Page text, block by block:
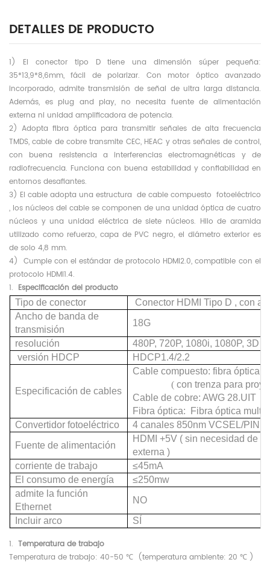
DETALLES DE PRODUCTO
1) El conector tipo D tiene una dimensión súper pequeña:
35*13,9*8,6mm, fácil de polarizar. Con motor óptico avanzado
incorporado, admite transmisión de señal de ultra larga distancia.
Además, es plug and play, no necesita fuente de alimentación
externa ni unidad amplificadora de potencia.
2) Adopta fibra óptica para transmitir señales de alta frecuencia
TMDS, cable de cobre transmite CEC, HEAC y otras señales de control,
con buena resistencia a interferencias electromagnéticas y de
radiofrecuencia. Funciona con buena estabilidad y confiabilidad en
entornos desafiantes.
3) El cable adopta una estructura de cable compuesto fotoeléctrico
, los núcleos del cable se componen de una unidad óptica de cuatro
núcleos y una unidad eléctrica de siete núcleos. Hilo de aramida
utilizado como refuerzo, capa de PVC negro, el diámetro exterior es
de solo 4,8 mm.
4) Cumple con el estándar de protocolo HDMI2.0, compatible con el
protocolo HDMI1.4.
1. Especificación del producto
Tipo de conector Conector HDMI Tipo D , con
Ancho de banda de
transmisión
18G
resolución
480P, 720P, 1080i, 1080P, 3D
versión HDCP HDCP1.4/2.2
Especificación de cables
Cable compuesto: fibra óptica
( con trenza para
Cable de cobre: ​​AWG 28.UIT
Fibra óptica:
Fibra óptica
Convertidor fotoeléctrico
4 canales 850nm VCSEL/PIN
Fuente de alimentación
HDMI +5V ( sin necesidad de
externa )
corriente de trabajo
≤45mA
El consumo de energía
≤250mw
admite la función
Ethernet
NO
Incluir arco
SÍ
1. Temperatura de trabajo
Temperatura de trabajo: 40-50 ℃ (temperatura ambiente: 20 ℃ )